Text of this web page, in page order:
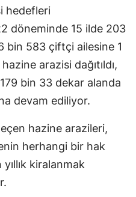
Kütahya
Malatya
Manisa
Kahramanmaraş
Mardin
Muğla
Muş
hedefleri
döneminde 15 ilde 203
bin 583 çiftçi ailesine 1
arazisi dağıtıldı,
bin 33 dekar alanda
devam ediliyor.
hazine arazileri,
herhangi bir hak
kiralanmak